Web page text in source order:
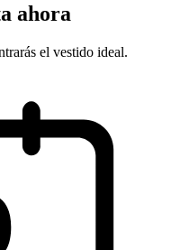
ahora
el vestido ideal.